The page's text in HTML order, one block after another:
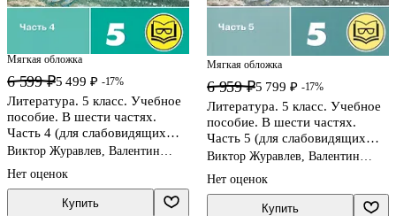
Мягкая обложка
6 599 ₽5 499 ₽ -17%
Литература. 5 класс. Учебное
пособие. В шести частях.
Часть 4 (для слабовидящих
обучающихся). ФГОС 2021
Виктор Журавлев, Валентин
Нет оценок
Купить
Мягкая обложка
6 959 ₽5 799 ₽ -17%
Литература. 5 класс. Учебное
пособие. В шести частях.
Часть 5 (для слабовидящих
обучающихся). ФГОС 2021
Виктор Журавлев, Валентин
Нет оценок
Купить